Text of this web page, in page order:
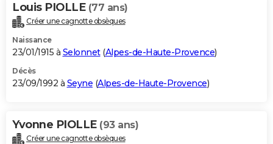
Louis PIOLLE (77 ans)
Créer une cagnotte obsèques
Naissance
23/01/1915 à Selonnet(Alpes-de-Haute-Provence)
Décès
23/09/1992 à Seyne (Alpes-de-Haute-Provence)
Yvonne PIOLLE (93 ans)
Créer une cagnotte obsèques